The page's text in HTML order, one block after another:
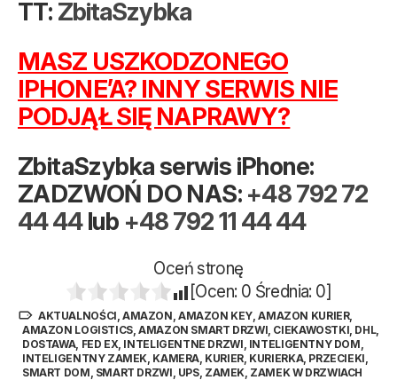
TT: ZbitaSzybka
MASZ USZKODZONEGO
IPHONE’A? INNY SERWIS NIE
PODJĄŁ SIĘ NAPRAWY?
ZbitaSzybka serwis iPhone:
ZADZWOŃ DO NAS: +48 792 72
44 44lub +48 792 11 44 44
Oceń stronę
[Ocen: 0 Średnia: 0]
AKTUALNOŚCI ,AMAZON AMAZON KEY ,AMAZON KURIER,
AMAZON LOGISTICS,AMAZON SMART DRZWI CIEKAWOSTKI DHL,
DOSTAWA, FED EX INTELIGENTNE DRZWI INTELIGENTNY DOM
INTELIGENTNY ZAMEK KAMERA KURIER, KURIERKA, PRZECIEKI
SMART DOM SMART DRZWI UPS, ZAMEK, ZAMEK W DRZWIACH